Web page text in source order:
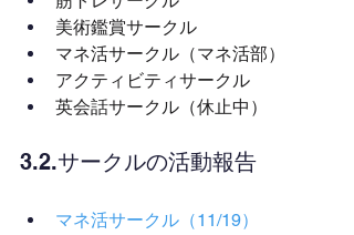
美術鑑賞サークル
マネ活サークル（マネ活部）
アクティビティサークル
英会話サークル（休止中）
3.2.サークルの活動報告
マネ活サークル（11/19）